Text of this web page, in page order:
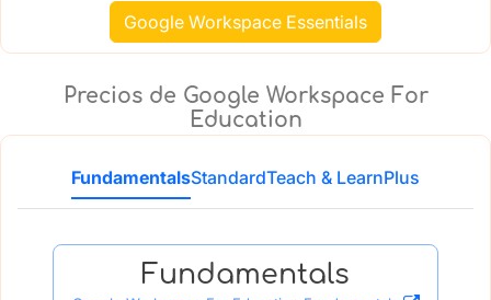
Google Workspace Essentials
Precios de Google Workspace For
Education
FundamentalsStandardTeach & LearnPlus
Fundamentals